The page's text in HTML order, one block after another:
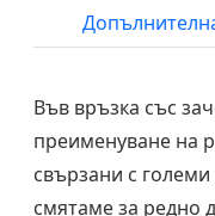
Във връзка със
преименуване на
свързани с
смятаме за редно